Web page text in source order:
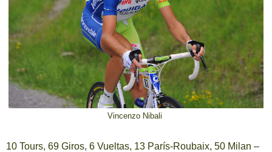
Vincenzo Nibali
10 Tours, 69 Giros, 6 Vueltas, 13 París-Roubaix, 50 Milan –